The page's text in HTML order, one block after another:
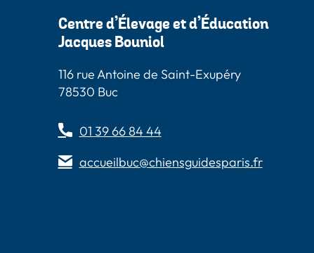
Paris
Centre d’Élevage et d’Éducation
Jacques Bouniol
116 rue Antoine de Saint-Exupéry
78530 Buc
01 39 66 84 44
accueilbuc@chiensguidesparis.fr